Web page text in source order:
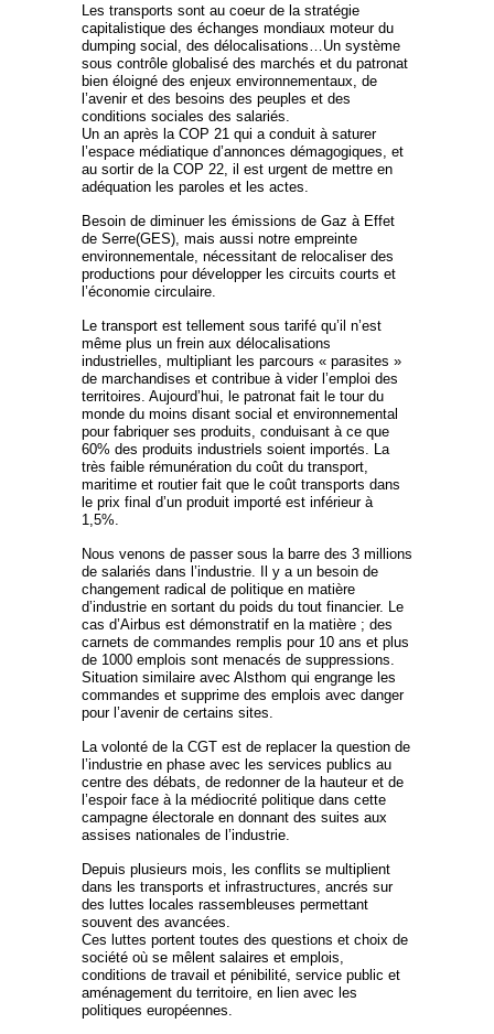
Les transports sont au coeur de la stratégie
capitalistique des échanges mondiaux moteur du
dumping social, des délocalisations…Un système
sous contrôle globalisé des marchés et du patronat
bien éloigné des enjeux environnementaux, de
l’avenir et des besoins des peuples et des
conditions sociales des salariés.
Un an après la COP 21 qui a conduit à saturer
l’espace médiatique d’annonces démagogiques, et
au sortir de la COP 22, il est urgent de mettre en
adéquation les paroles et les actes.
Besoin de diminuer les émissions de Gaz à Effet
de Serre(GES), mais aussi notre empreinte
environnementale, nécessitant de relocaliser des
productions pour développer les circuits courts et
l’économie circulaire.
Le transport est tellement sous tarifé qu’il n’est
même plus un frein aux délocalisations
industrielles, multipliant les parcours « parasites »
de marchandises et contribue à vider l’emploi des
territoires. Aujourd’hui, le patronat fait le tour du
monde du moins disant social et environnemental
pour fabriquer ses produits, conduisant à ce que
60% des produits industriels soient importés. La
très faible rémunération du coût du transport,
maritime et routier fait que le coût transports dans
le prix final d’un produit importé est inférieur à
1,5%.
Nous venons de passer sous la barre des 3 millions
de salariés dans l’industrie. Il y a un besoin de
changement radical de politique en matière
d’industrie en sortant du poids du tout financier. Le
cas d’Airbus est démonstratif en la matière ; des
carnets de commandes remplis pour 10 ans et plus
de 1000 emplois sont menacés de suppressions.
Situation similaire avec Alsthom qui engrange les
commandes et supprime des emplois avec danger
pour l’avenir de certains sites.
La volonté de la CGT est de replacer la question de
l’industrie en phase avec les services publics au
centre des débats, de redonner de la hauteur et de
l’espoir face à la médiocrité politique dans cette
campagne électorale en donnant des suites aux
assises nationales de l’industrie.
Depuis plusieurs mois, les conflits se multiplient
dans les transports et infrastructures, ancrés sur
des luttes locales rassembleuses permettant
souvent des avancées.
Ces luttes portent toutes des questions et choix de
société où se mêlent salaires et emplois,
conditions de travail et pénibilité, service public et
aménagement du territoire, en lien avec les
politiques européennes.